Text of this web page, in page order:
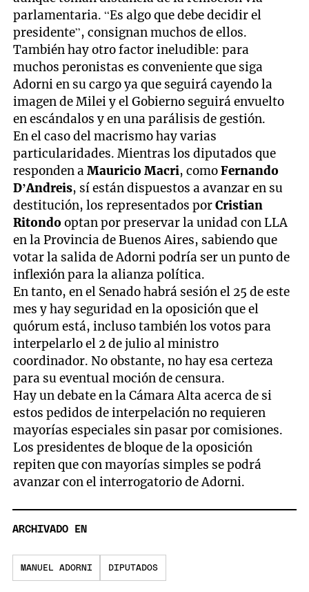
parlamentaria. “Es algo que debe decidir el
presidente”, consignan muchos de ellos.
También hay otro factor ineludible: para
muchos peronistas es conveniente que siga
Adorni en su cargo ya que seguirá cayendo la
imagen de Milei y el Gobierno seguirá envuelto
en escándalos y en una parálisis de gestión.
En el caso del macrismo hay varias
particularidades. Mientras los diputados que
responden aMauricio Macri, comoFernando
D’Andreis, sí están dispuestos a avanzar en su
destitución, los representados porCristian
Ritondooptan por preservar la unidad con LLA
en la Provincia de Buenos Aires, sabiendo que
votar la salida de Adorni podría ser un punto de
inflexión para la alianza política.
En tanto, en el Senado habrá sesión el 25 de este
mes y hay seguridad en la oposición que el
quórum está, incluso también los votos para
interpelarlo el 2 de julio al ministro
coordinador. No obstante, no hay esa certeza
para su eventual moción de censura.
Hay un debate en la Cámara Alta acerca de si
estos pedidos de interpelación no requieren
mayorías especiales sin pasar por comisiones.
Los presidentes de bloque de la oposición
repiten que con mayorías simples se podrá
avanzar con el interrogatorio de Adorni.
ARCHIVADO EN
MANUEL ADORNI DIPUTADOS